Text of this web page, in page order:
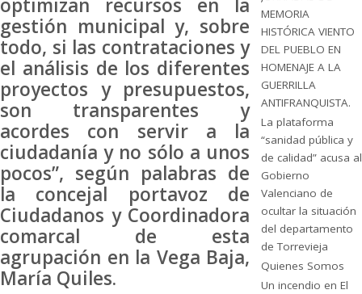
optimizan recursos en la
gestión municipal y, sobre
todo, si las contrataciones y
el análisis de los diferentes
proyectos y presupuestos,
son transparentes y
acordes con servir a la
ciudadanía y no sólo a unos
pocos”, según palabras de
la concejal portavoz de
Ciudadanos y Coordinadora
comarcal de esta
agrupación en la Vega Baja,
María Quiles.
MEMORIA
HISTÓRICA VIENTO
DEL PUEBLO EN
HOMENAJE A LA
GUERRILLA
ANTIFRANQUISTA.
La plataforma
“sanidad pública y
de calidad” acusa al
Gobierno
Valenciano de
ocultar la situación
del departamento
de Torrevieja
Quienes Somos
Un incendio en El